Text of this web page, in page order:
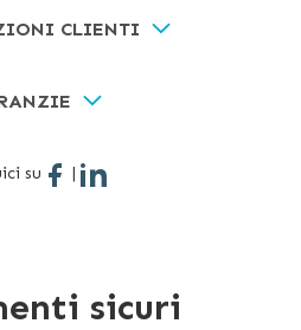
CLIENTI
su |
sicuri